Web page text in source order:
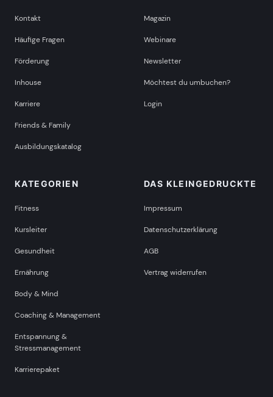
Kontakt
Häufige Fragen
Förderung
Inhouse
Karriere
Friends & Family
Ausbildungskatalog
Magazin
Webinare
Newsletter
Möchtest du umbuchen?
Login
KATEGORIEN
Fitness
Kursleiter
Gesundheit
Ernährung
Body & Mind
Coaching & Management
Entspannung &
Stressmanagement
Karrierepaket
DAS KLEINGEDRUCKTE
Impressum
Datenschutzerklärung
AGB
Vertrag widerrufen